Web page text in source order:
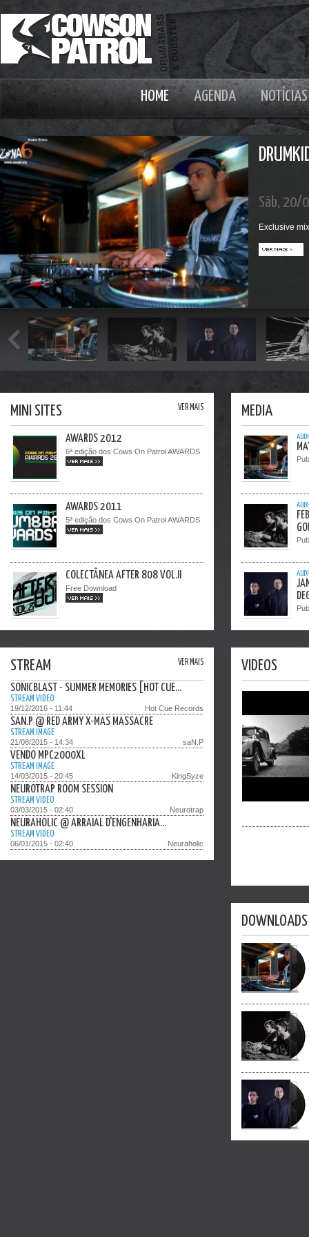
HOME AGENDA NOTÍCIAS
Sáb, 20/
Exclusive
ver mais »
MINI SITES VER MAIS
AWARDS 2012
6ª edição dos Cows On Patrol AWARDS
VER MAIS >>
AWARDS 2011
5ª edição dos Cows On Patrol AWARDS
VER MAIS >>
COLECTÂNEA AFTER 808 VOL.II
Free Download
VER MAIS >>
STREAM VER MAIS
SONICBLAST - SUMMER MEMORIES [HOT CUE...
STREAM VIDEO
19/12/2016 - 11:44 Hot Cue Records
SAN.P @ RED ARMY X-MAS MASSACRE
STREAM IMAGE
21/08/2015 - 14:34 saN.P
VENDO MPC2000XL
STREAM IMAGE
14/03/2015 - 20:45 KingSyze
NEUROTRAP ROOM SESSION
STREAM VIDEO
03/03/2015 - 02:40 Neurotrap
NEURAHOLIC @ ARRAIAL D'ENGENHARIA...
STREAM VIDEO
06/01/2015 - 02:40 Neuraholic
MEDIA
VIDEOS
DOWNLOADS